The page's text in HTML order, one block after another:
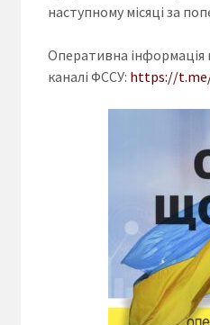
наступному місяці за
Оперативна інформація
каналі ФССУ: https://